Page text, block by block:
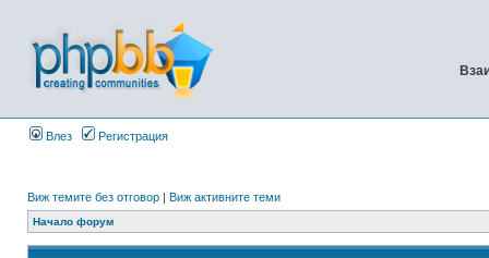
Влез Регистрация
Виж темите без отговор | Виж активните теми
Начало форум